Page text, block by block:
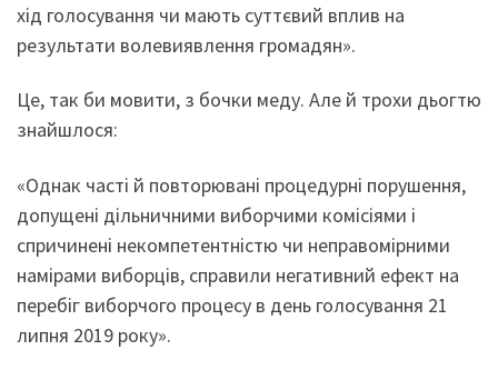
хід голосування чи мають суттєвий вплив на
результати волевиявлення громадян».
Це, так би мовити, з бочки меду. Але й трохи дьогтю
знайшлося:
«Однак часті й повторювані процедурні порушення,
допущені дільничними виборчими комісіями і
спричинені некомпетентністю чи неправомірними
намірами виборців, справили негативний ефект на
перебіг виборчого процесу в день голосування 21
липня 2019 року».